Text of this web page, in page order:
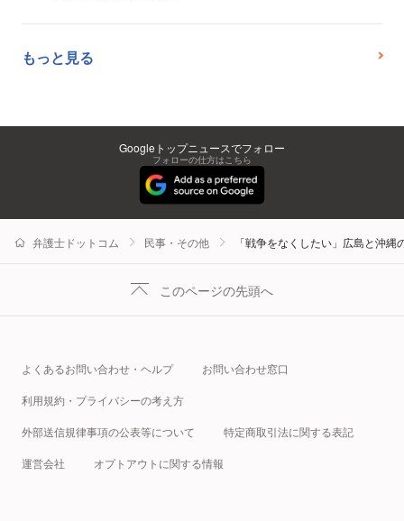
もっと見る
Googleトップニュースでフォロー
フォローの仕方はこちら
弁護士ドットコム 民事・その他 「戦争をなくしたい」広島と沖
このページの先頭へ
よくあるお問い合わせ・ヘルプ お問い合わせ窓口
利用規約・プライバシーの考え方
外部送信規律事項の公表等について 特定商取引法に関する表記
運営会社 オプトアウトに関する情報